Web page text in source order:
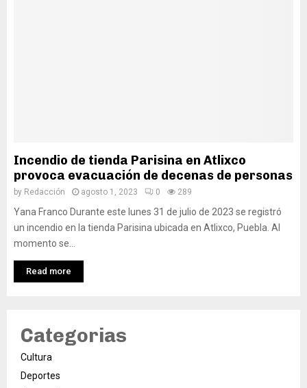
Incendio de tienda Parisina en Atlixco
provoca evacuación de decenas de personas
by Redacción agosto 1, 2023 0 289
Yana Franco Durante este lunes 31 de julio de 2023 se registró
un incendio en la tienda Parisina ubicada en Atlixco, Puebla. Al
momento se...
Read more
Categorias
Cultura
Deportes